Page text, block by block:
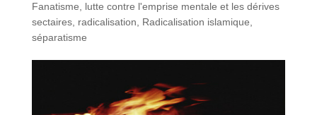
Fanatisme
lutte contre l'emprise mentale et les dérives
sectaires, radicalisation Radicalisation islamique
séparatisme